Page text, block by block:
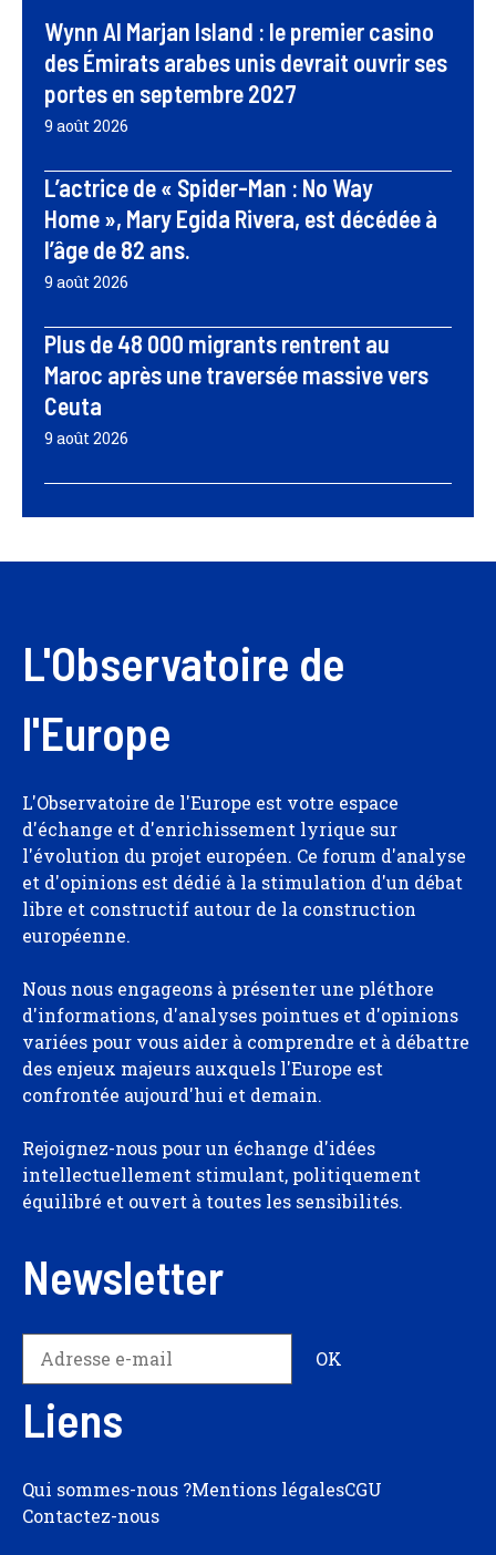
Wynn Al Marjan Island : le premier casino
des Émirats arabes unis devrait ouvrir ses
portes en septembre 2027
9 août 2026
L’actrice de « Spider-Man : No Way
Home », Mary Egida Rivera, est décédée à
l’âge de 82 ans.
9 août 2026
Plus de 48 000 migrants rentrent au
Maroc après une traversée massive vers
Ceuta
9 août 2026
L'Observatoire de
l'Europe
L'Observatoire de l'Europe est votre espace
d'échange et d'enrichissement lyrique sur
l'évolution du projet européen. Ce forum d'analyse
et d'opinions est dédié à la stimulation d'un débat
libre et constructif autour de la construction
européenne.
Nous nous engageons à présenter une pléthore
d'informations, d'analyses pointues et d'opinions
variées pour vous aider à comprendre et à débattre
des enjeux majeurs auxquels l'Europe est
confrontée aujourd'hui et demain.
Rejoignez-nous pour un échange d'idées
intellectuellement stimulant, politiquement
équilibré et ouvert à toutes les sensibilités.
Newsletter
Liens
Qui sommes-nous ?Mentions légalesCGU
Contactez-nous